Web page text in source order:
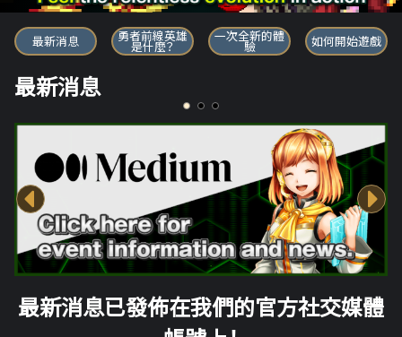
勇者前線英雄
最新消息 勇者前線英雄
是什麼？
一次全新的體
驗 如何開始遊戲
最新消息
最新消息已發佈在我們的官方社交媒體